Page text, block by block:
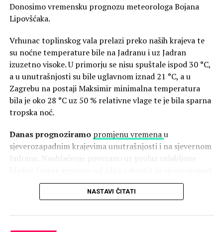
Donosimo vremensku prognozu meteorologa Bojana
Lipovšćaka.
Vrhunac toplinskog vala prelazi preko naših krajeva te
su noćne temperature bile na Jadranu i uz Jadran
izuzetno visoke. U primorju se nisu spuštale ispod 30 °C,
a u unutrašnjosti su bile uglavnom iznad 21 °C, a u
Zagrebu na postaji Maksimir minimalna temperatura
bila je oko 28 °C uz 50 % relativne vlage te je bila sparna
tropska noć.
Danas prognoziramo promjenu vremenau
sjeverozapadnim krajevima unutrašnjosti i na sjevernom
Jadranu. Naoblačenje povezano uz prolaz oslabljene
unutrašnjosti i sjeverni Jadran. Hladna fronta
destabilizira atmosferu te je mjestimice moguć jak razvoj
vjetra. Očekujemo da hladniji nestabilni zrak tijekom
NASTAVI ČITATI